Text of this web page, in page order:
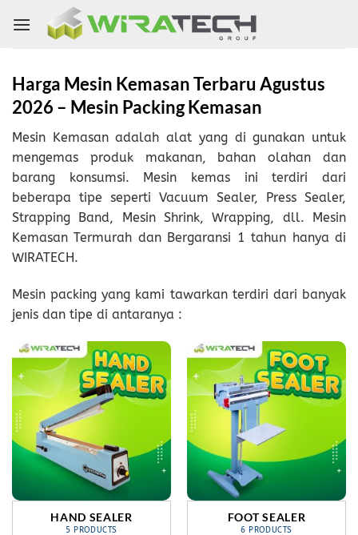
Harga Mesin Kemasan Terbaru Agustus
2026 – Mesin Packing Kemasan
Mesin Kemasan adalah alat yang di gunakan untuk
mengemas produk makanan, bahan olahan dan
barang konsumsi. Mesin kemas ini terdiri dari
beberapa tipe seperti Vacuum Sealer, Press Sealer,
Strapping Band, Mesin Shrink, Wrapping, dll. Mesin
Kemasan Termurah dan Bergaransi 1 tahun hanya di
WIRATECH.
Mesin packing yang kami tawarkan terdiri dari banyak
jenis dan tipe di antaranya :
HAND SEALER
5 PRODUCTS
FOOT SEALER
6 PRODUCTS